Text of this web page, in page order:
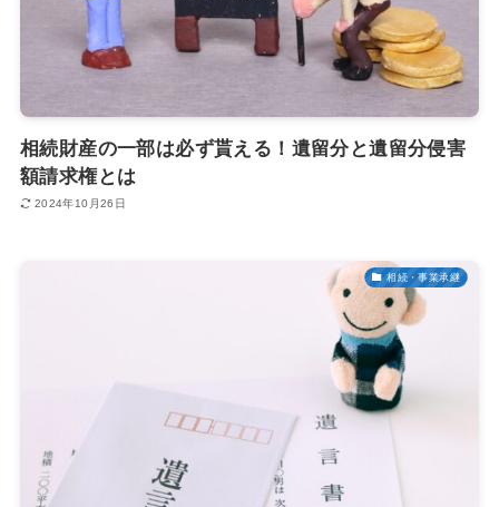
相続財産の一部は必ず貰える！遺留分と遺留分侵害
額請求権とは
2024年10月26日
相続・事業承継